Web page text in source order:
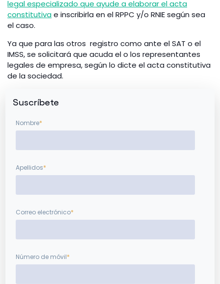
legal especializado que ayude a elaborar el acta
constitutivae inscribirla en el RPPC y/o RNIE según sea
el caso.
Ya que para las otros registro como ante el SAT o el
IMSS, se solicitará que acuda el o los representantes
legales de empresa, según lo dicte el acta constitutiva
de la sociedad.
Suscríbete
Nombre*
Apellidos*
Correo electrónico*
Número de móvil*